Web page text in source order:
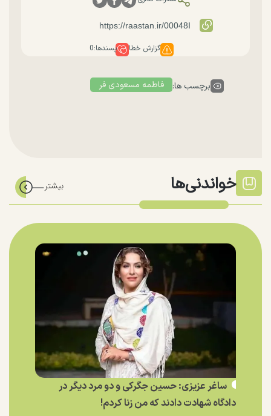
گزارش خطا پسندها:0
برچسب ها: فاطمه مسعودی فر
خواندنی‌ها
ساغر عزیزی: حسین جگرکی و دو مرد دیگر در
دادگاه شهادت دادند که من زنا کردم!